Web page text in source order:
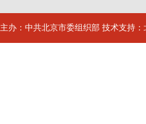
主办：中共北京市委组织部 技术支持